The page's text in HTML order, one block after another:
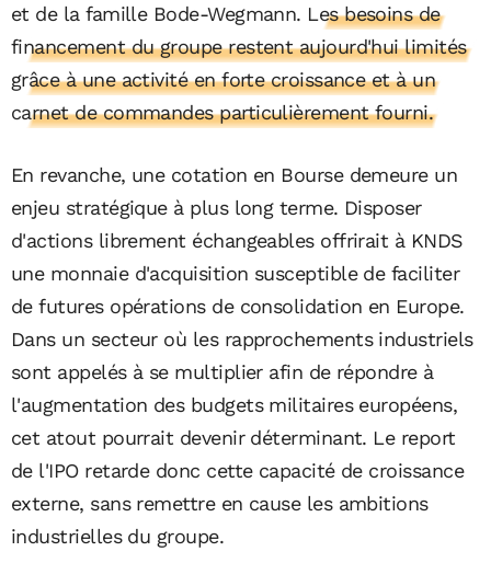
et de la famille Bode-Wegmann. Les besoins de
financement du groupe restent aujourd'hui limités
grâce à une activité en forte croissance et à un
carnet de commandes particulièrement fourni.
En revanche, une cotation en Bourse demeure un
enjeu stratégique à plus long terme. Disposer
d'actions librement échangeables offrirait à KNDS
une monnaie d'acquisition susceptible de faciliter
de futures opérations de consolidation en Europe.
Dans un secteur où les rapprochements industriels
sont appelés à se multiplier afin de répondre à
l'augmentation des budgets militaires européens,
cet atout pourrait devenir déterminant. Le report
de l'IPO retarde donc cette capacité de croissance
externe, sans remettre en cause les ambitions
industrielles du groupe.